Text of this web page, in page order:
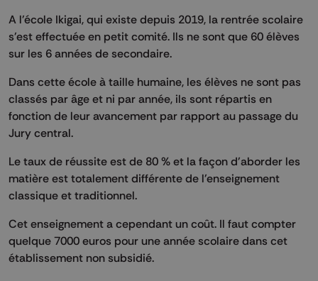
A l'école Ikigai, qui existe depuis 2019, la rentrée scolaire
s'est effectuée en petit comité. Ils ne sont que 60 élèves
sur les 6 années de secondaire.
Dans cette école à taille humaine, les élèves ne sont pas
classés par âge et ni par année, ils sont répartis en
fonction de leur avancement par rapport au passage du
Jury central.
Le taux de réussite est de 80 % et la façon d'aborder les
matière est totalement différente de l'enseignement
classique et traditionnel.
Cet enseignement a cependant un coût. Il faut compter
quelque 7000 euros pour une année scolaire dans cet
établissement non subsidié.